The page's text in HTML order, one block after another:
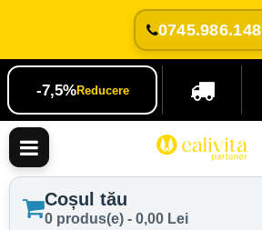
0745.986.148
-7,5%Reducere
Coșul tău
0 produs(e) - 0,00 Lei